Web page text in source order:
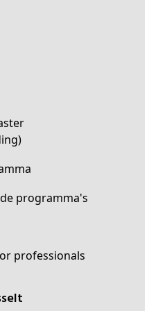
programma's
professionals